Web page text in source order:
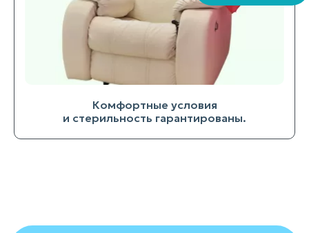
Комфортные условия
и стерильность гарантированы.